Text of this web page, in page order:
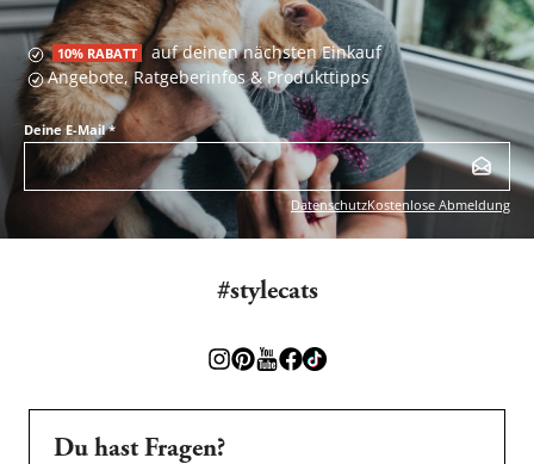
10% RABATT auf deinen nächsten Einkauf
Angebote, Ratgeberinfos & Produkttipps
Deine E-Mail*
DatenschutzKostenlose Abmeldung
#stylecats
Du hast Fragen?